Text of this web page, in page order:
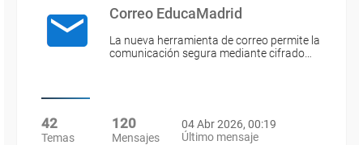
Correo EducaMadrid
La nueva herramienta de correo permite la
comunicación segura mediante cifrado…
42
Temas
120
Mensajes
04 Abr 2026, 00:19
Último mensaje